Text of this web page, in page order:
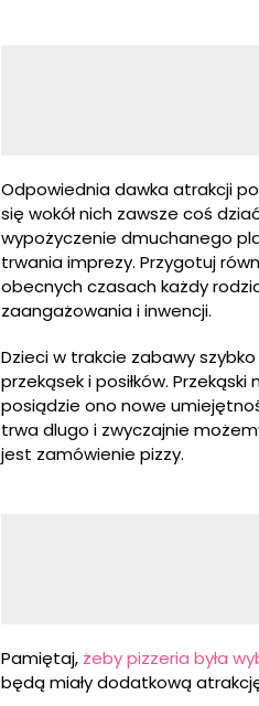
Odpowiednia dawka atrakcji
się wokół nich zawsze coś
wypożyczenie dmuchanego
trwania imprezy. Przygotuj
obecnych czasach każdy
zaangażowania i inwencji.
Dzieci w trakcie zabawy
przekąsek i posiłków.
posiądzie ono nowe
trwa dlugo i zwyczajnie
jest zamówienie pizzy.
Pamiętaj, żeby pizzeria była
będą miały dodatkową